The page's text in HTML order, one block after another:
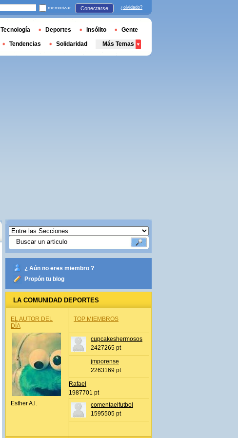
¿ Aún no eres miembro ?
Propón tu blog
LA COMUNIDAD DEPORTES
EL AUTOR DEL
DÍA
Esther A.l.
TOP MIEMBROS
cupcakeshermosos
2427265 pt
jmporense
2263169 pt
Rafael
1987701 pt
comentaelfutbol
1595505 pt
memorizar Conectarse ¿olvidado?
Tecnología Deportes Insólito Gente
Tendencias Solidaridad Más Temas